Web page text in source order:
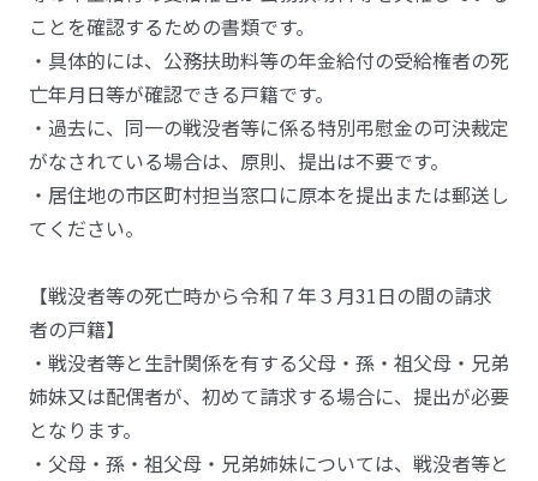
ことを確認するための書類です。
・具体的には、公務扶助料等の年金給付の受給権者の死
亡年月日等が確認できる戸籍です。
・過去に、同一の戦没者等に係る特別弔慰金の可決裁定
がなされている場合は、原則、提出は不要です。
・居住地の市区町村担当窓口に原本を提出または郵送し
てください。
【戦没者等の死亡時から令和７年３月31日の間の請求
者の戸籍】
・戦没者等と生計関係を有する父母・孫・祖父母・兄弟
姉妹又は配偶者が、初めて請求する場合に、提出が必要
となります。
・父母・孫・祖父母・兄弟姉妹については、戦没者等と